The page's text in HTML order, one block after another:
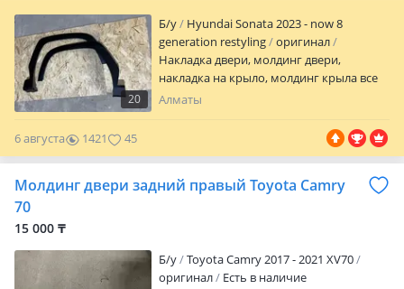
20
Б/y
Hyundai Sonata 2023 - now 8
generation restyling
оригинал
Накладка двери, молдинг двери,
накладка на крыло, молдинг крыла все
новый оригинальный в наличии на все
Алматы
6 августа 1421 45
Молдинг двери задний правый Toyota Camry
70
15 000 ₸
Б/y
Toyota Camry 2017 - 2021 XV70
оригинал
Есть в наличие